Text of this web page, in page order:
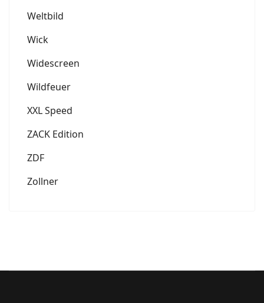
Weltbild
Wick
Widescreen
Wildfeuer
XXL Speed
ZACK Edition
ZDF
Zollner